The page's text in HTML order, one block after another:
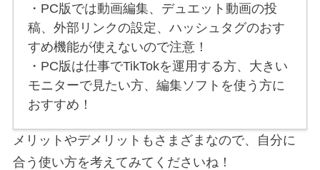
・PC版では動画編集、デュエット動画の投
稿、外部リンクの設定、ハッシュタグのおす
すめ機能が使えないので注意！
・PC版は仕事でTikTokを運用する方、大きい
モニターで見たい方、編集ソフトを使う方に
おすすめ！
メリットやデメリットもさまざまなので、自分に
合う使い方を考えてみてくださいね！